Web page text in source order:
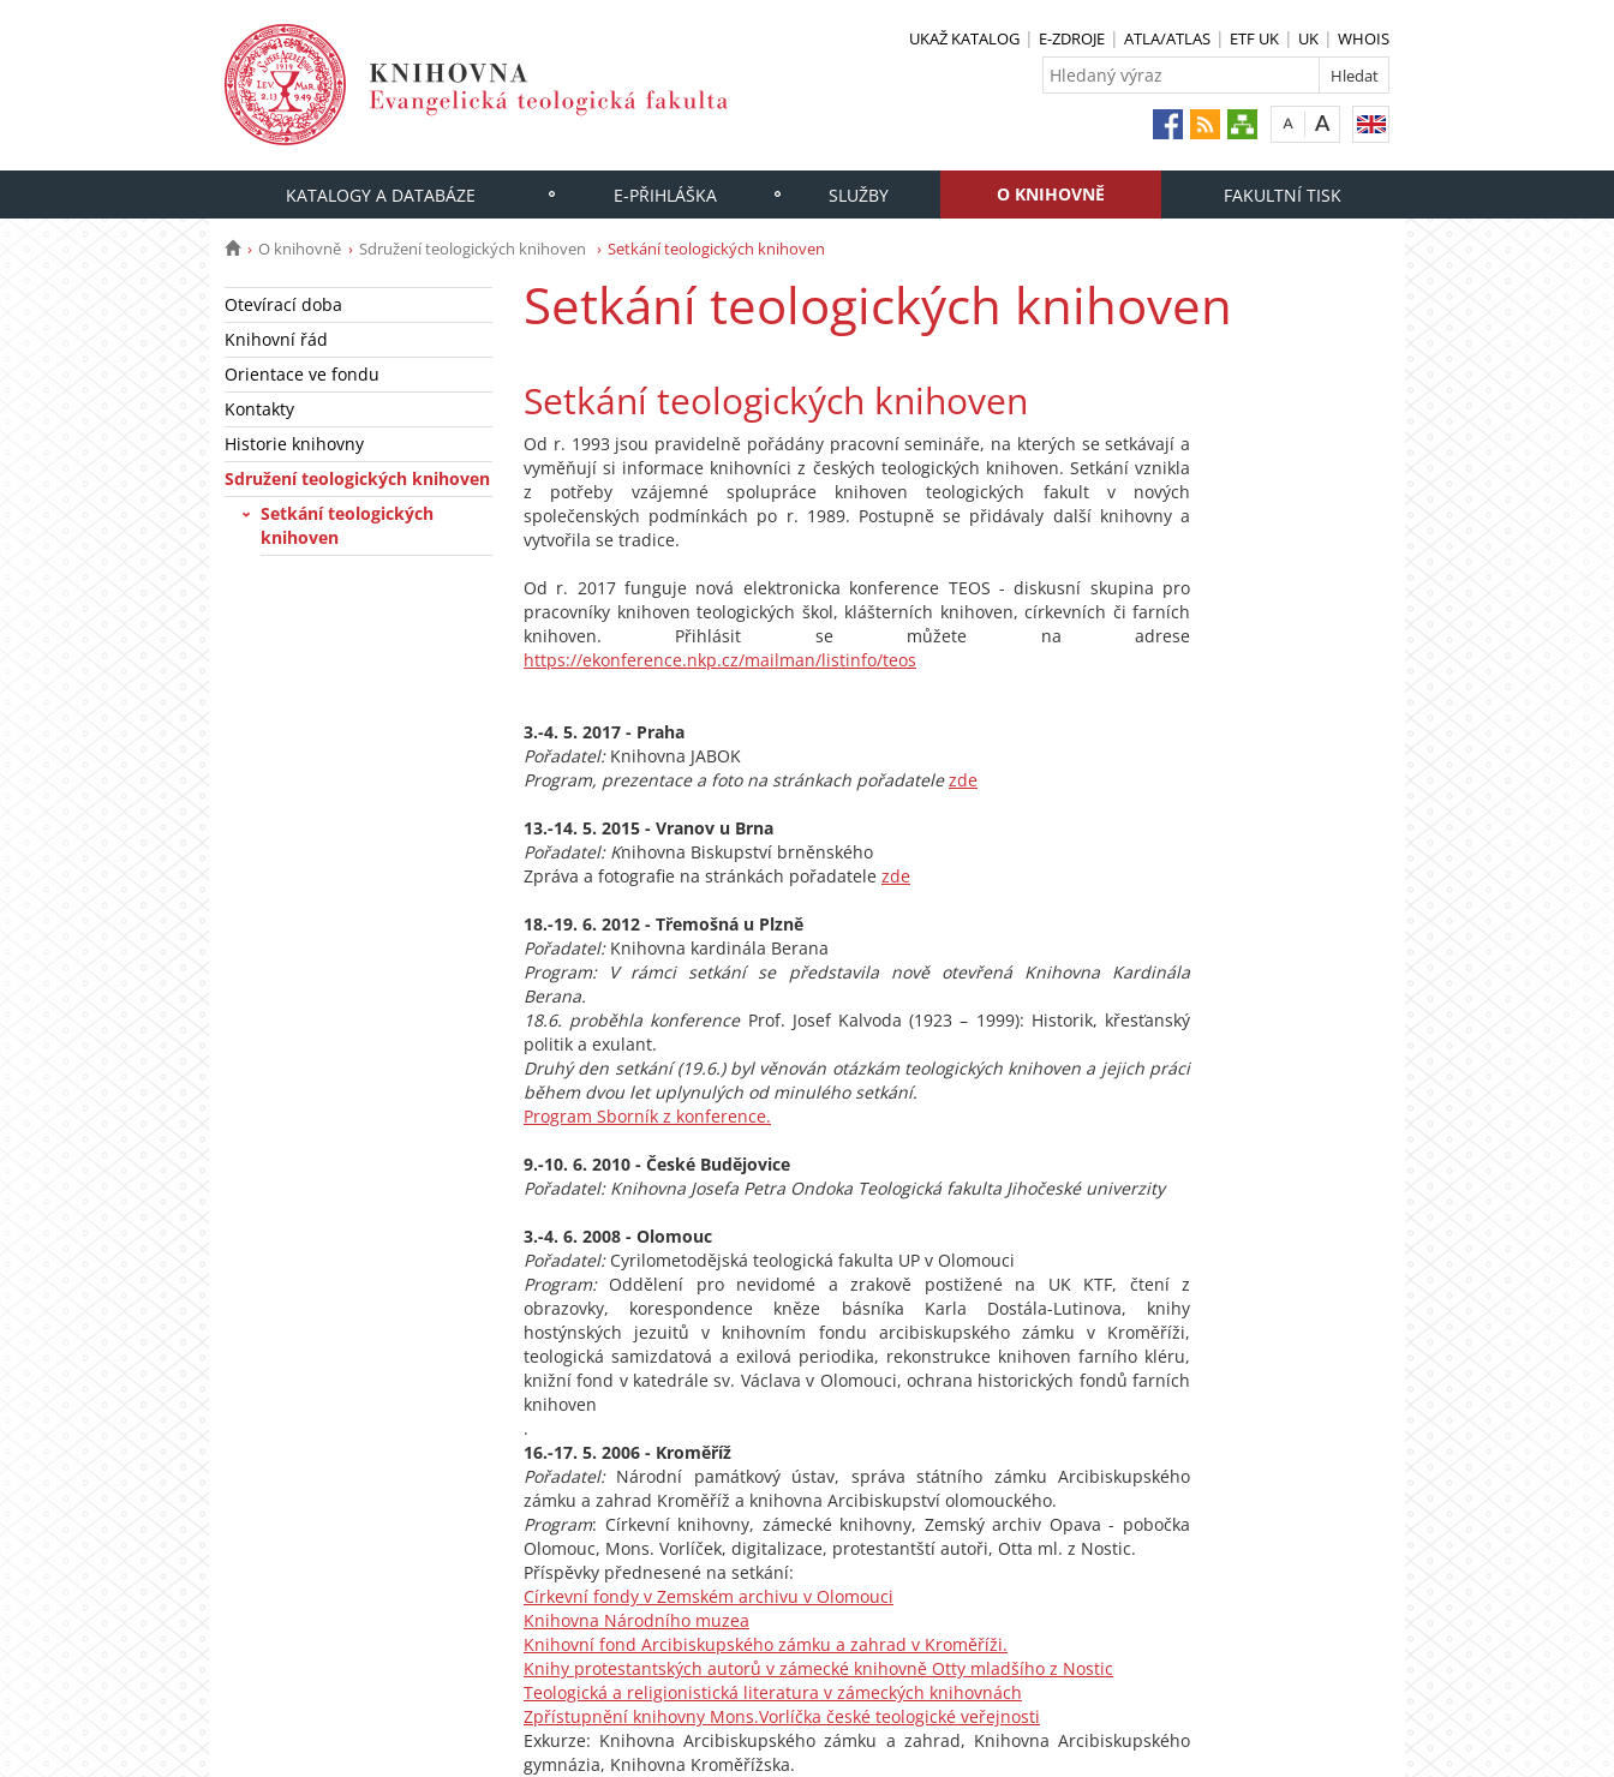
UKAŽ KATALOG E-ZDROJE ATLA/ATLAS ETF UK UK WHOIS
KATALOGY A DATABÁZE E-PŘIHLÁŠKA SLUŽBY O KNIHOVNĚ FAKULTNÍ TISK
O knihovně Sdružení teologických knihoven Setkání teologických knihoven
Otevírací doba
Knihovní řád
Orientace ve fondu
Kontakty
Historie knihovny
Sdružení teologických knihoven
Setkání teologických
knihoven
Setkání teologických knihoven
Setkání teologických knihoven
Od r. 1993 jsou pravidelně pořádány pracovní semináře, na kterých se setkávají a
vyměňují si informace knihovníci z českých teologických knihoven. Setkání vznikla
z potřeby vzájemné spolupráce knihoven teologických fakult v nových
společenských podmínkách po r. 1989. Postupně se přidávaly další knihovny a
vytvořila se tradice.
Od r. 2017 funguje nová elektronicka konference TEOS - diskusní skupina pro
pracovníky knihoven teologických škol, klášterních knihoven, církevních či farních
knihoven. Přihlásit se můžete na adrese
https://ekonference.nkp.cz/mailman/listinfo/teos
3.-4. 5. 2017 - Praha
Pořadatel: Knihovna JABOK
Program, prezentace a foto na stránkach pořadatele zde
13.-14. 5. 2015 - Vranov u Brna
Pořadatel: Knihovna Biskupství brněnského
Zpráva a fotografie na stránkách pořadatele zde
18.-19. 6. 2012 - Třemošná u Plzně
Pořadatel: Knihovna kardinála Berana
Program: V rámci setkání se představila nově otevřená Knihovna Kardinála
Berana.
18.6. proběhla konference Prof. Josef Kalvoda (1923 – 1999): Historik, křesťanský
politik a exulant.
Druhý den setkání (19.6.) byl věnován otázkám teologických knihoven a jejich práci
během dvou let uplynulých od minulého setkání.
Program Sborník z konference.
9.-10. 6. 2010 - České Budějovice
Pořadatel: Knihovna Josefa Petra Ondoka Teologická fakulta Jihočeské univerzity
3.-4. 6. 2008 - Olomouc
Pořadatel: Cyrilometodějská teologická fakulta UP v Olomouci
Program: Oddělení pro nevidomé a zrakově postižené na UK KTF, čtení z
obrazovky, korespondence kněze básníka Karla Dostála-Lutinova, knihy
hostýnských jezuitů v knihovním fondu arcibiskupského zámku v Kroměříži,
teologická samizdatová a exilová periodika, rekonstrukce knihoven farního kléru,
knižní fond v katedrále sv. Václava v Olomouci, ochrana historických fondů farních
knihoven
.
16.-17. 5. 2006 - Kroměříž
Pořadatel: Národní památkový ústav, správa státního zámku Arcibiskupského
zámku a zahrad Kroměříž a knihovna Arcibiskupství olomouckého.
Program: Církevní knihovny, zámecké knihovny, Zemský archiv Opava - pobočka
Olomouc, Mons. Vorlíček, digitalizace, protestantští autoři, Otta ml. z Nostic.
Příspěvky přednesené na setkání:
Církevní fondy v Zemském archivu v Olomouci
Knihovna Národního muzea
Knihovní fond Arcibiskupského zámku a zahrad v Kroměříži.
Knihy protestantských autorů v zámecké knihovně Otty mladšího z Nostic
Teologická a religionistická literatura v zámeckých knihovnách
Zpřístupnění knihovny Mons.Vorlíčka české teologické veřejnosti
Exkurze: Knihovna Arcibiskupského zámku a zahrad, Knihovna Arcibiskupského
gymnázia, Knihovna Kroměřížska.